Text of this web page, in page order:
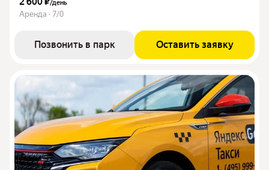
/день
Аренда · 7/0
Позвонить в парк Оставить заявку